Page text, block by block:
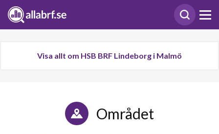
Visa allt om HSB BRF Lindeborg i Malmö
Området